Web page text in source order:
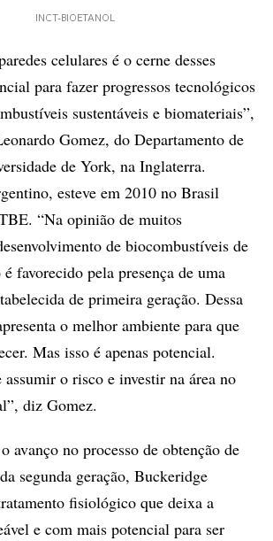
INCT-BIOETANOL
celulares é o cerne desses
para fazer progressos tecnológicos
sustentáveis e biomateriais”,
Gomez, do Departamento de
de York, na Inglaterra.
esteve em 2010 no Brasil
“Na opinião de muitos
de biocombustíveis de
é favorecido pela presença de uma
de primeira geração. Dessa
o melhor ambiente para que
Mas isso é apenas potencial.
o risco e investir na área no
diz Gomez.
avanço no processo de obtenção de
segunda geração, Buckeridge
fisiológico que deixa a
e com mais potencial para ser